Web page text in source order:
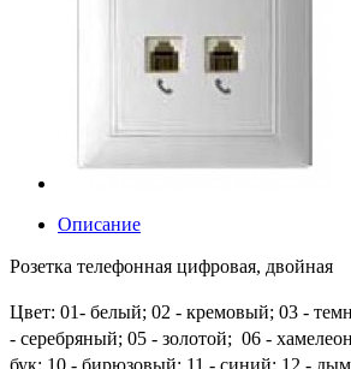
Описание
Розетка телефонная цифровая, двойная
Цвет: 01- белый; 02 - кремовый; 03 -
- серебряный; 05 - золотой; 06 -